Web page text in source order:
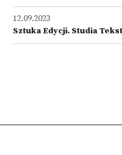
12.09.2023
Sztuka Edycji. Studia